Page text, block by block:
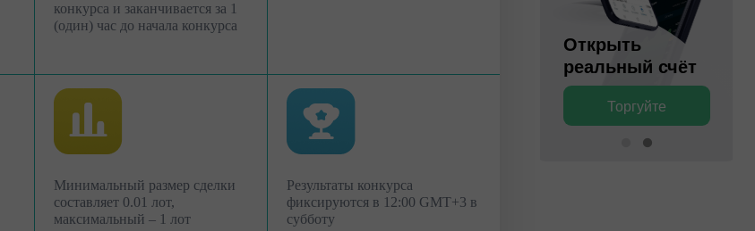
конкурса и заканчивается за 1
(один) час до начала конкурса
Минимальный размер сделки
составляет 0.01 лот,
максимальный – 1 лот
Результаты конкурса
фиксируются в 12:00 GMT+3 в
субботу
Торгуйте
Открыть
реальный счёт
Торгуйте